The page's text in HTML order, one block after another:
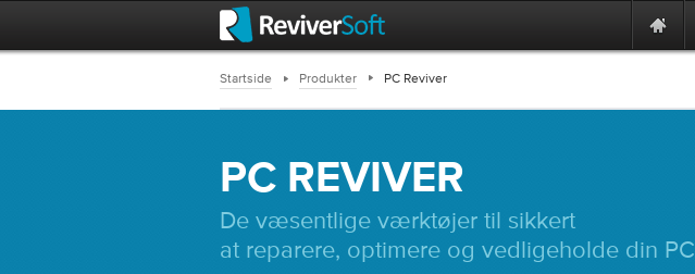
Startside Produkter PC Reviver
PC REVIVER
De væsentlige værktøjer til sikkert
at reparere, optimere og vedligeholde din PC